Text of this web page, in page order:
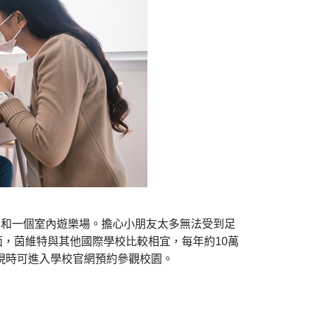
一個室內遊樂場。擔心小朋友太多無法受到足
茵維特與其他國際學校比較相宜，每年約10萬
可進入學校官網預約參觀校園。